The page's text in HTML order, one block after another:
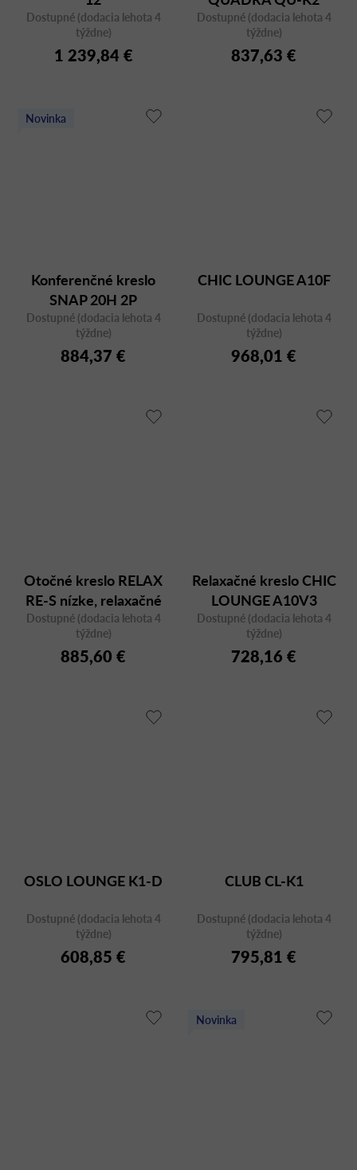
Dostupné (dodacia lehota 4
týždne)
1 239,84 €
Dostupné (dodacia lehota 4
týždne)
837,63 €
Novinka
Konferenčné kreslo
SNAP 20H 2P
Dostupné (dodacia lehota 4
týždne)
884,37 €
CHIC LOUNGE A10F
Dostupné (dodacia lehota 4
týždne)
968,01 €
Otočné kreslo RELAX
RE-S nízke, relaxačné
Dostupné (dodacia lehota 4
týždne)
885,60 €
Relaxačné kreslo CHIC
LOUNGE A10V3
Dostupné (dodacia lehota 4
týždne)
728,16 €
OSLO LOUNGE K1-D
Dostupné (dodacia lehota 4
týždne)
608,85 €
CLUB CL-K1
Dostupné (dodacia lehota 4
týždne)
795,81 €
Novinka